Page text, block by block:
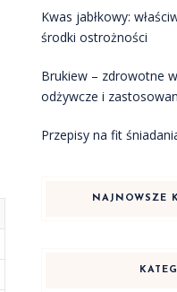
Kwas jabłkowy:
środki ostrożności
Brukiew – zdrowotne
odżywcze i
Przepisy na fit
NAJNOWSZE